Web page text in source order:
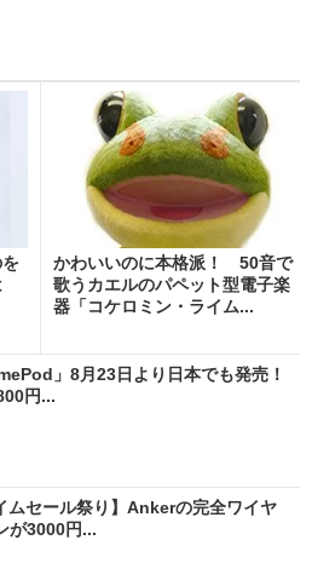
を
かわいいのに本格派！ 50音で
歌うカエルのパペット型電子楽
器「コケロミン・ライム...
」8月23日より日本でも発売！
円...
ムセール祭り】Ankerの完全ワイヤ
が3000円...